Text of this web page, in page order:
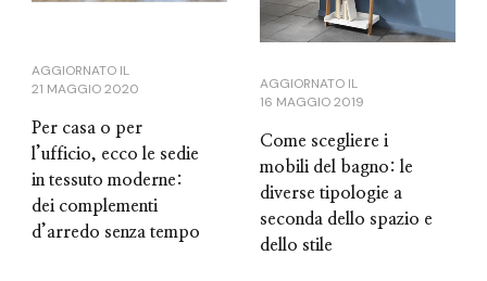
AGGIORNATO IL
21 MAGGIO 2020
Per casa o per
l’ufficio, ecco le sedie
in tessuto moderne:
dei complementi
d’arredo senza tempo
AGGIORNATO IL
16 MAGGIO 2019
Come scegliere i
mobili del bagno: le
diverse tipologie a
seconda dello spazio e
dello stile